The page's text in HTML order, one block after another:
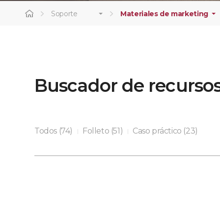
Soporte Materiales de marketing
Buscador de
Todos (74) | Folleto (51) | Caso práctico (23)